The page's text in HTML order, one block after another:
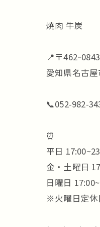
焼肉 牛炭
📍〒462ｰ0843
愛知県名古
📞052-982-
⏰
平日
金・土曜日
日曜日
※火曜日定休